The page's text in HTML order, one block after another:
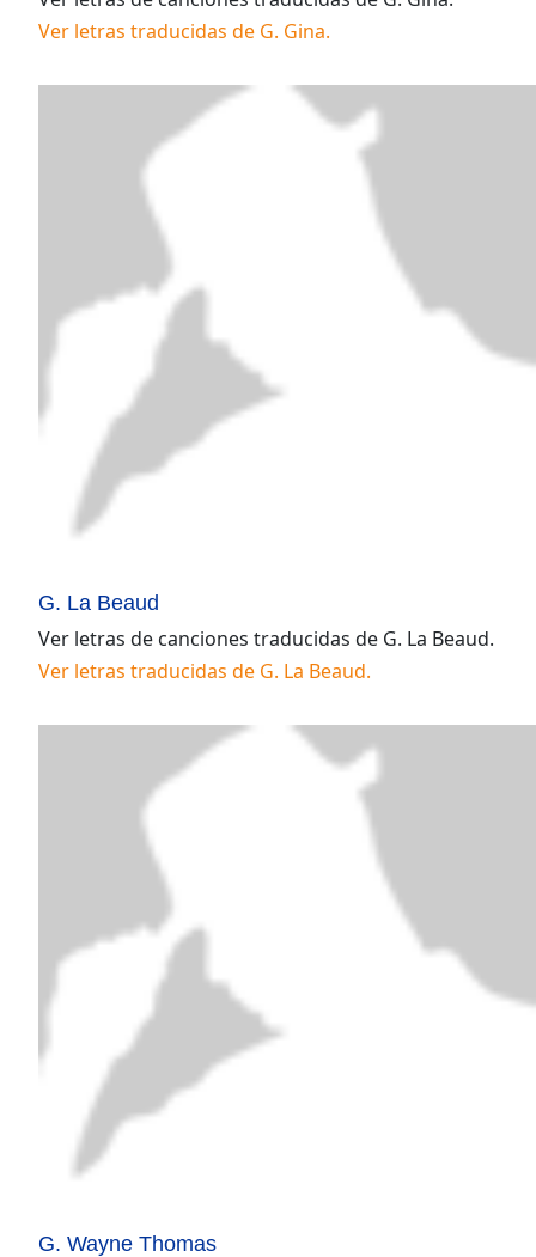
Ver letras traducidas de G. Gina.
G. La Beaud
Ver letras de canciones traducidas de G. La Beaud.
Ver letras traducidas de G. La Beaud.
G. Wayne Thomas